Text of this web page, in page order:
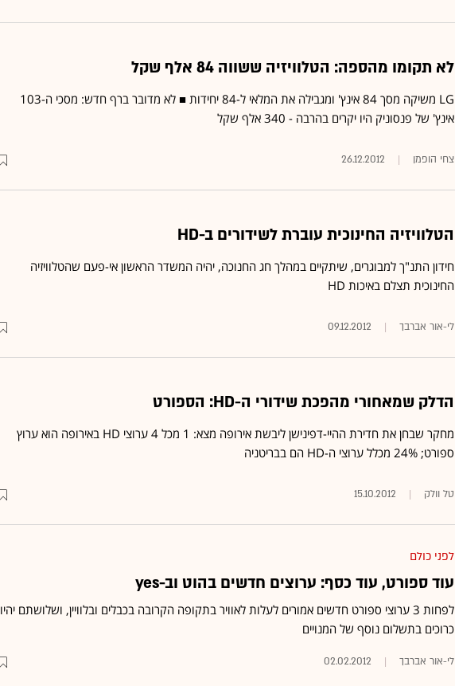
לא תקומו מהספה: הטלוויזיה ששווה 84 אלף שקל
LG משיקה מסך 84 אינץ' ומגבילה את המלאי ל-84 יחידות ■ לא מדובר ברף חדש: מסכי ה-103
אינץ' של פנסוניק היו יקרים בהרבה - 340 אלף שקל
צחי הופמן 26.12.2012
הטלוויזיה החינוכית עוברת לשידורים ב-HD
חידון התנ"ך למבוגרים, שיתקיים במהלך חג החנוכה, יהיה המשדר הראשון אי-פעם שהטלוויזיה
החינוכית תצלם באיכות HD
לי-אור אברבך 09.12.2012
הדלק שמאחורי מהפכת שידורי ה-HD: הספורט
מחקר שבחן את חדירת ההיי-דפינישן ליבשת אירופה מצא: 1 מכל 4 ערוצי HD באירופה הוא ערוץ
ספורט; 24% מכלל ערוצי ה-HD הם בבריטניה
טל וולק 15.10.2012
לפני כולם
עוד ספורט, עוד כסף: ערוצים חדשים בהוט וב-yes
לפחות 3 ערוצי ספורט חדשים אמורים לעלות לאוויר בתקופה הקרובה בכבלים ובלוויין, ושלושתם יהיו
כרוכים בתשלום נוסף של המנויים
לי-אור אברבך 02.02.2012